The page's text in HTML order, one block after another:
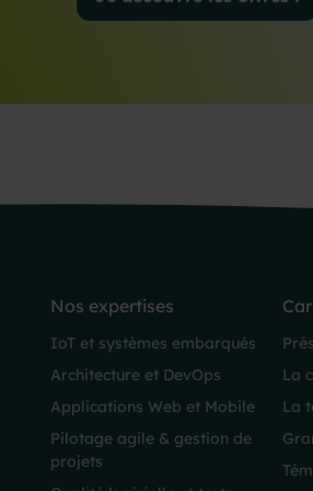
Nos expertises
IoT et systèmes embarqués
Architecture et DevOps
Applications Web et Mobile
Pilotage agile & gestion de
projets
La
La